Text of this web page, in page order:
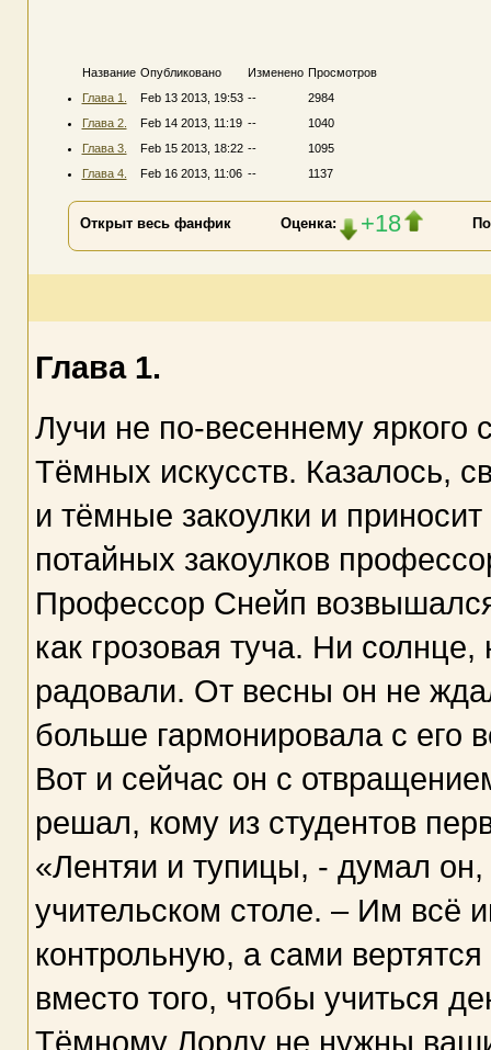
Название Опубликовано Изменено Просмотров
Глава 1.
Feb 13 2013, 19:53 --
2984
Глава 2.
Feb 14 2013, 11:19 --
1040
Глава 3.
Feb 15 2013, 18:22 --
1095
Глава 4.
Feb 16 2013, 11:06 -- 1137
Открыт весь фанфик Оценка: +18
Глава 1.
Лучи не по-весеннему яркого
Тёмных искусств. Казалось,
и тёмные закоулки и
потайных закоулков
Профессор Снейп
как грозовая туча. Ни
радовали. От весны он не
больше гармонировала с его
Вот и сейчас он с
решал, кому из студентов
«Лентяи и тупицы, - думал
учительском столе. – Им всё
контрольную, а сами вертятся
вместо того, чтобы учиться
Тёмному Лорду не нужны